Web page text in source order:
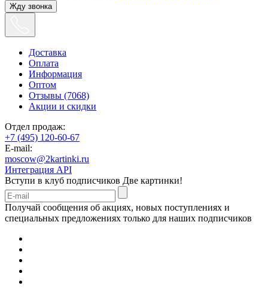
Жду звонка
Доставка
Оплата
Информация
Оптом
Отзывы (7068)
Акции и скидки
Отдел продаж:
+7 (495) 120-60-67
E-mail:
moscow@2kartinki.ru
Интеграция API
Вступи в клуб подписчиков Две картинки!
Получай сообщения об акциях, новых поступлениях и
специальных предложениях только для наших подписчиков